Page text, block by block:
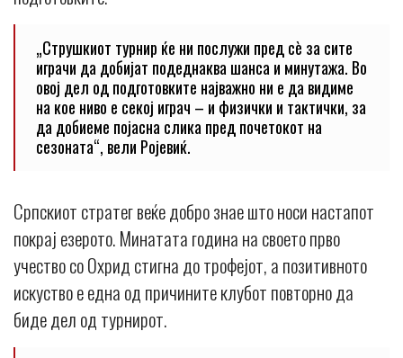
„Струшкиот турнир ќе ни послужи пред сè за сите
играчи да добијат подеднаква шанса и минутажа. Во
овој дел од подготовките најважно ни е да видиме
на кое ниво е секој играч – и физички и тактички, за
да добиеме појасна слика пред почетокот на
сезоната“, вели Ројевиќ.
Српскиот стратег веќе добро знае што носи настапот
покрај езерото. Минатата година на своето прво
учество со Охрид стигна до трофејот, а позитивното
искуство е една од причините клубот повторно да
биде дел од турнирот.